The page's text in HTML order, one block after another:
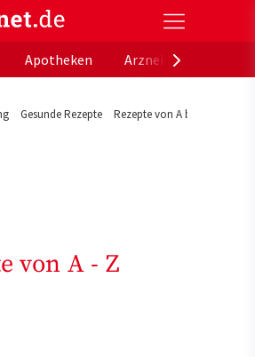
offizielle Gesundheitsportal der
Apotheken
Gesunde Rezepte Rezepte von A bis Z
von A - Z